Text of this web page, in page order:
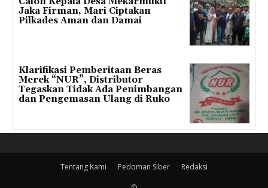
Jaka Firman, Mari Ciptakan
Pilkades Aman dan Damai
Klarifikasi Pemberitaan Beras
Merek “NUR”, Distributor
Tegaskan Tidak Ada Penimbangan
dan Pengemasan Ulang di Ruko
Tentang Kami Pedoman Siber Redaksi